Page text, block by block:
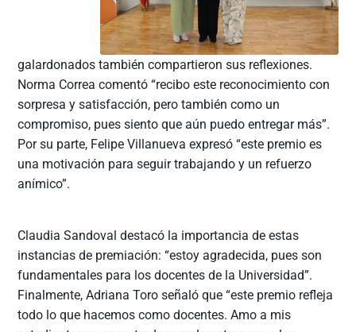
galardonados también compartieron sus reflexiones.
Norma Correa comentó “recibo este reconocimiento con
sorpresa y satisfacción, pero también como un
compromiso, pues siento que aún puedo entregar más”.
Por su parte, Felipe Villanueva expresó “este premio es
una motivación para seguir trabajando y un refuerzo
anímico”.
Claudia Sandoval destacó la importancia de estas
instancias de premiación: “estoy agradecida, pues son
fundamentales para los docentes de la Universidad”.
Finalmente, Adriana Toro señaló que “este premio refleja
todo lo que hacemos como docentes. Amo a mis